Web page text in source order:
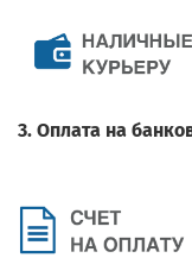
3. Оплата на